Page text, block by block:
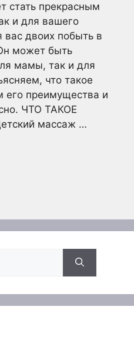
стать прекрасным
и для вашего
двоих побыть в
может быть
мамы, так и для
что такое
его преимущества и
ЧТО ТАКОЕ
массаж …